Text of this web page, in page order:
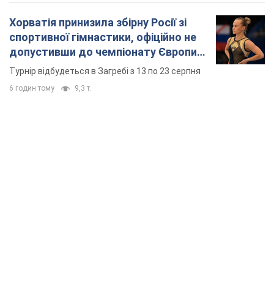
Хорватія принизила збірну Росії зі
спортивної гімнастики, офіційно не
допустивши до чемпіонату Європи
основних спортсменів
Турнір відбудеться в Загребі з 13 по 23 серпня
6 годин тому 9,3 т.